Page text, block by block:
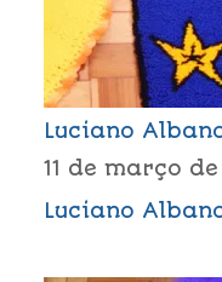
Luciano
11 de março de
Luciano